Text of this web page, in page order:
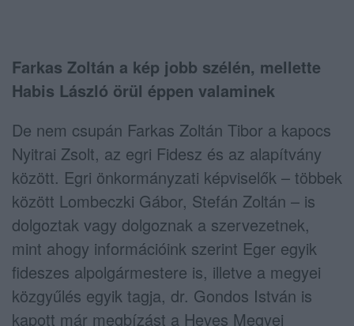
Farkas Zoltán a kép jobb szélén, mellette
Habis László örül éppen valaminek
De nem csupán Farkas Zoltán Tibor a kapocs
Nyitrai Zsolt, az egri Fidesz és az alapítvány
között. Egri önkormányzati képviselők – többek
között Lombeczki Gábor, Stefán Zoltán – is
dolgoztak vagy dolgoznak a szervezetnek,
mint ahogy információink szerint Eger egyik
fideszes alpolgármestere is, illetve a megyei
közgyűlés egyik tagja, dr. Gondos István is
kapott már megbízást a Heves Megyei